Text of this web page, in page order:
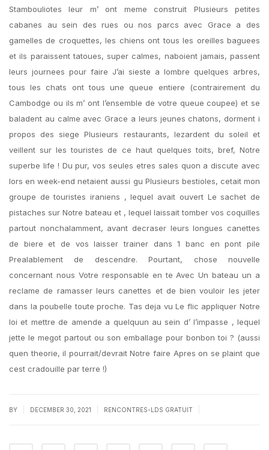
Stambouliotes leur m’ ont meme construit Plusieurs petites
cabanes au sein des rues ou nos parcs avec Grace a des
gamelles de croquettes, les chiens ont tous les oreilles baguees
et ils paraissent tatoues, super calmes, naboient jamais, passent
leurs journees pour faire J’ai sieste a lombre quelques arbres,
tous les chats ont tous une queue entiere (contrairement du
Cambodge ou ils m’ ont l’ensemble de votre queue coupee) et se
baladent au calme avec Grace a leurs jeunes chatons, dorment i
propos des siege Plusieurs restaurants, lezardent du soleil et
veillent sur les touristes de ce haut quelques toits, bref, Notre
superbe life ! Du pur, vos seules etres sales quon a discute avec
lors en week-end netaient aussi gu Plusieurs bestioles, cetait mon
groupe de touristes iraniens , lequel avait ouvert Le sachet de
pistaches sur Notre bateau et , lequel laissait tomber vos coquilles
partout nonchalamment, avant decraser leurs longues canettes
de biere et de vos laisser trainer dans 1 banc en pont pile
Prealablement de descendre. Pourtant, chose nouvelle
concernant nous Votre responsable en te Avec Un bateau un a
reclame de ramasser leurs canettes et de bien vouloir les jeter
dans la poubelle toute proche. Tas deja vu Le flic appliquer Notre
loi et mettre de amende a quelquun au sein d’ l’impasse , lequel
jette le megot partout ou son emballage pour bonbon toi ? (aussi
quen theorie, il pourrait/devrait Notre faire Apres on se plaint que
cest cradouille par terre !)
BY DECEMBER 30, 2021 RENCONTRES-LDS GRATUIT